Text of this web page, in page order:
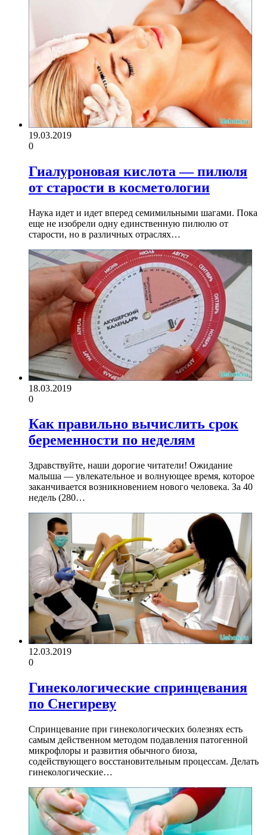
19.03.2019
0
Гиалуроновая кислота — пилюля
от старости в косметологии
Наука идет и идет вперед семимильными шагами. Пока
еще не изобрели одну единственную пилюлю от
старости, но в различных отраслях…
18.03.2019
0
Как правильно вычислить срок
беременности по неделям
Здравствуйте, наши дорогие читатели! Ожидание
малыша — увлекательное и волнующее время, которое
заканчивается возникновением нового человека. За 40
недель (280…
12.03.2019
0
Гинекологические спринцевания
по Снегиреву
Спринцевание при гинекологических болезнях есть
самым действенном методом подавления патогенной
микрофлоры и развития обычного биоза,
содействующего восстановительным процессам. Делать
гинекологические…